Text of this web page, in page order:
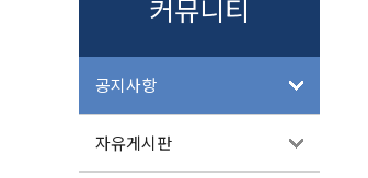
커뮤니티
공지사항
자유게시판